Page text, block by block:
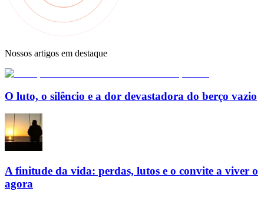
Nossos artigos em destaque
O luto, o silêncio e a dor devastadora do berço vazio
A finitude da vida: perdas, lutos e o convite a viver o
agora